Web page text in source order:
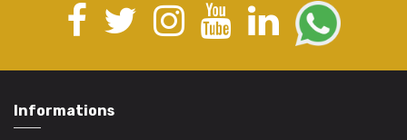
Informations